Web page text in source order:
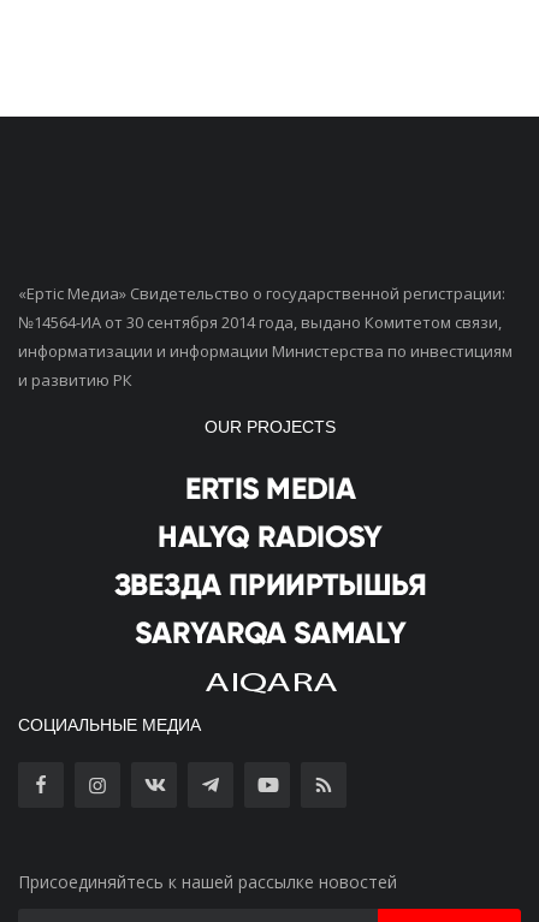
«Ертiс Медиа» Свидетельство о государственной регистрации:
№14564-ИА от 30 сентября 2014 года, выдано Комитетом связи,
информатизации и информации Министерства по инвестициям
и развитию РК
OUR PROJECTS
СОЦИАЛЬНЫЕ МЕДИА
Присоединяйтесь к нашей рассылке новостей